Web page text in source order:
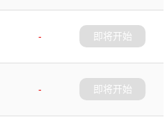
-
即将开始
-
即将开始